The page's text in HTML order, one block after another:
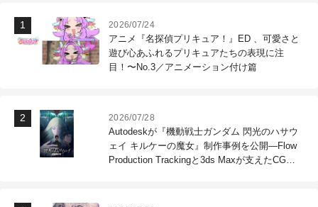
2026/07/24
アニメ『名探偵プリキュア！』ED 、可愛さと
遊び心あふれるプリキュアたちの表現に注
目！〜No.3／アニメーション付け篇
2026/07/28
Autodeskが『機動戦士ガンダム 閃光のハサウ
ェイ キルケーの魔女』制作事例を公開―Flow
Production Trackingと3ds Maxが支えたCG制